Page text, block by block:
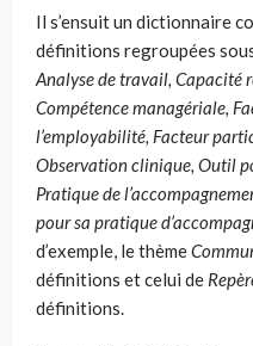
Il s’ensuit un dictionnaire
définitions regroupées
Analyse de travail, Capacité
Compétence managériale,
l’employabilité, Facteur
Observation clinique, Outil
Pratique de
pour sa pratique
d’exemple, le thème
définitions et celui de
définitions.